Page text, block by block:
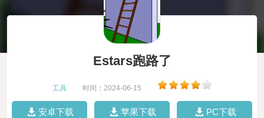
Estars跑路了
工具 时间：2024-06-15
安卓下载 苹果下载 PC下载